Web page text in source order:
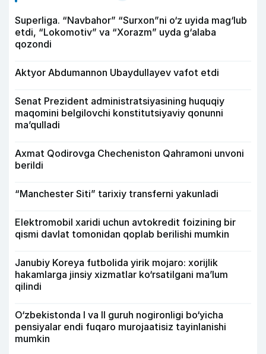
Superliga. “Navbahor” “Surxon”ni o‘z uyida mag‘lub
etdi, “Lokomotiv” va “Xorazm” uyda g‘alaba
qozondi
Aktyor Abdu­mannon Ubaydullayev vafot etdi
Senat Prezident administratsiyasining huquqiy
maqomini belgilovchi konstitutsiyaviy qonunni
ma’qulladi
Axmat Qodirovga Checheniston Qahramoni unvoni
berildi
“Manchester Siti” tarixiy transferni yakunladi
Elektromobil xaridi uchun avtokredit foizining bir
qismi davlat tomonidan qoplab berilishi mumkin
Janubiy Koreya futbolida yirik mojaro: xorijlik
hakamlarga jinsiy xizmatlar ko‘rsatilgani ma’lum
qilindi
O‘zbekistonda I va II guruh nogironligi bo‘yicha
pensiyalar endi fuqaro murojaatisiz tayinlanishi
mumkin